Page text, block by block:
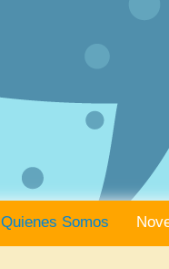
Quienes Somos